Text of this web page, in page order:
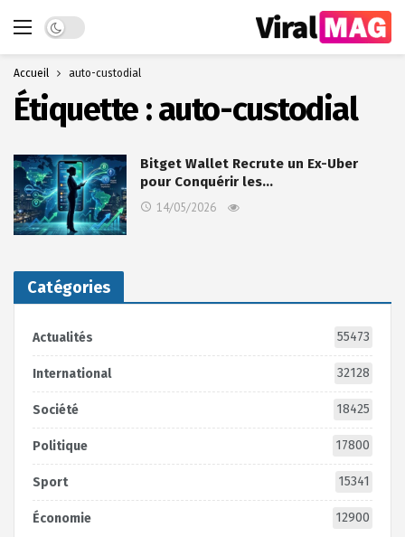
Dark mode
Accueil auto-custodial
Étiquette :auto-custodial
Bitget Wallet Recrute un Ex-Uber
pour Conquérir les…
14/05/2026
Catégories
Actualités 55473
International 32128
Société 18425
Politique 17800
Sport 15341
Économie 12900